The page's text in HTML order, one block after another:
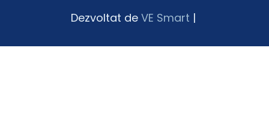
Dezvoltat de VE Smart |